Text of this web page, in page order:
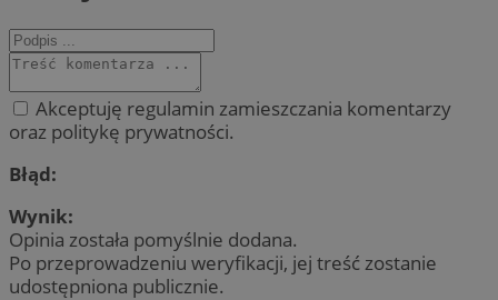
Akceptuję regulamin zamieszczania komentarzy
oraz politykę prywatności.
Błąd:
Wynik:
Opinia została pomyślnie dodana.
Po przeprowadzeniu weryfikacji, jej treść zostanie
udostępniona publicznie.